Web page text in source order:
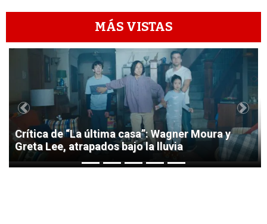
MÁS VISTAS
1
Crítica de “La última casa”: Wagner Moura y
Greta Lee, atrapados bajo la lluvia
Previous Next